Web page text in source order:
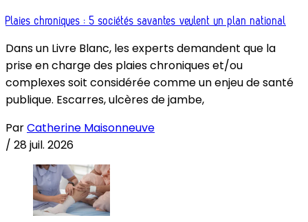
Plaies chroniques : 5 sociétés savantes veulent un plan national
Dans un Livre Blanc, les experts demandent que la
prise en charge des plaies chroniques et/ou
complexes soit considérée comme un enjeu de santé
publique. Escarres, ulcères de jambe,
ParCatherine Maisonneuve
/ 28 juil. 2026